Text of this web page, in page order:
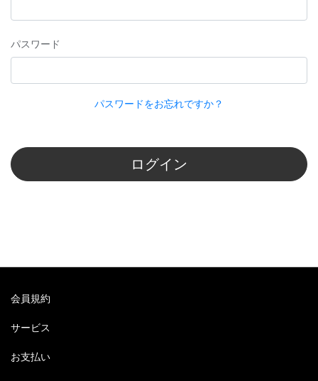
パスワード
パスワードをお忘れですか？
ログイン
会員規約
サービス
お支払い